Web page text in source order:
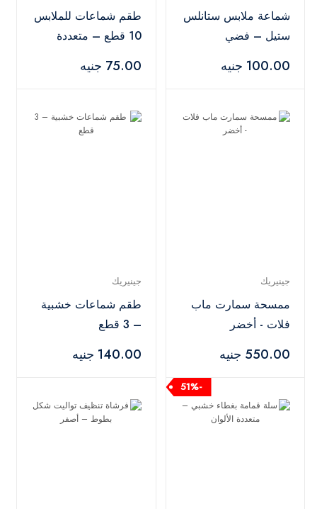
شماعة ملابس ستانلس
ستيل – فضي
100.00 جنيه
طقم شماعات للملابس
10 قطع – متعددة
75.00 جنيه
جينيريك
ممسحة سمارت ماب
فلات - أخضر
550.00 جنيه
جينيريك
طقم شماعات خشبية
– 3 قطع
140.00 جنيه
-51%